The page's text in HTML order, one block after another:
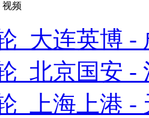
视频
大连英博 -
北京国安 -
上海上港 -